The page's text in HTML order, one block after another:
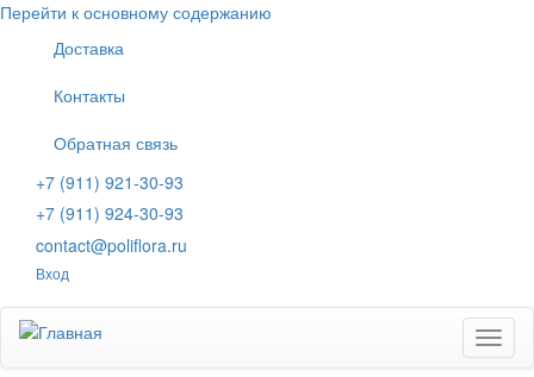
Перейти к основному содержанию
Доставка
Контакты
Обратная связь
+7 (911) 921-30-93
+7 (911) 924-30-93
contact@poliflora.ru
Вход